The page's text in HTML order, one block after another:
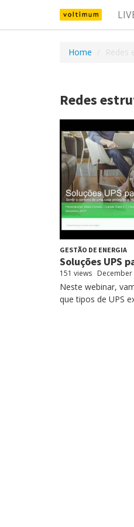
Home Redes
Redes
GESTÃO DE ENERGIA
Soluções UPS
151 views December
Neste webinar,
que tipos de UPS